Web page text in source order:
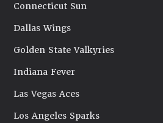
Connecticut Sun
Dallas Wings
Golden State Valkyries
Indiana Fever
Las Vegas Aces
Los Angeles Sparks